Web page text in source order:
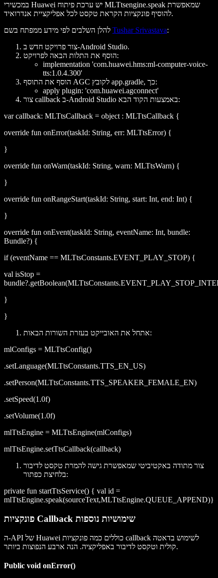
במכשירי Huawei יש ערכת פיתוח MLTtsengine.speak שמאפשרת
להוסיף פונקציות הקראת טקסט לכל אפליקציית אנדרואיד.
Tushar Srivastava:
צור פרויקט חדש ב-Android Studio.
הוסף את התלות הבאה לפרויקט:
implementation 'com.huawei.hms:ml-computer-voice-
tts:1.0.4.300'
הוסף את התוסף AGC לקובץ app.gradle, כך:
apply plugin: 'com.huawei.agconnect'
צור callback ב-Android Studio באמצעות הקוד הבא:
var callback: MLTtsCallback = object : MLTtsCallback {
override fun onError(taskId: String, err: MLTtsError) {
}
override fun onWarn(taskId: String, warn: MLTtsWarn) {
}
override fun onRangeStart(taskId: String, start: Int, end: Int) {
}
override fun onEvent(taskId: String, eventName: Int, bundle:
Bundle?) {
if (eventName == MLTtsConstants.EVENT_PLAY_STOP) {
val isStop =
}
}
אתחל את האובייקט בעזרת השורות הבאות:
mlConfigs = MLTtsConfig()
.setLanguage(MLTtsConstants.TTS_EN_US)
.setPerson(MLTtsConstants.TTS_SPEAKER_FEMALE_EN)
.setSpeed(1.0f)
.setVolume(1.0f)
mlTtsEngine = MLTtsEngine(mlConfigs)
mlTtsEngine.setTtsCallback(callback)
צור מתודה באקטיביטי שמאפשרת גישה להמרת טקסט לדיבור
בלחיצת כפתור:
private fun startTtsService() { val id =
mlTtsEngine.speak(sourceText,MLTtsEngine.QUEUE_APPEND)}
פונקציות Callback שימושיות נוספות
ה-API של Huawei כוללים כמה פונקציות callback לשימוש בדאטה
קולית וטקסט לדיבור באפליקציה. הנה ארבע הנפוצות ביותר.
Public void onError()